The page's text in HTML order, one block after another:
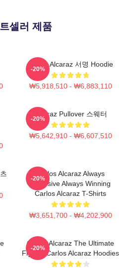
셀러 제품
Carlos Alcaraz 서명 Hoodie
₩5,918,510 - ₩6,883,110
-20%
Alcaraz Pullover 스웨터
₩5,642,910 - ₩6,607,510
-20%
Carlos Alcaraz Always
Explosive Always Winning
Carlos Alcaraz T-Shirts
₩3,651,700 - ₩4,202,900
-20%
Carlos Alcaraz The Ultimate
Fighter Carlos Alcaraz Hoodies
-20%